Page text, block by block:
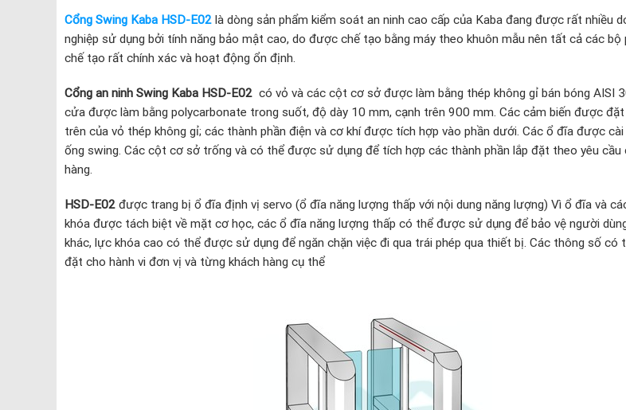
Cổng Swing Kaba HSD-E02là dòng sản phẩm kiểm soát an ninh cao cấp của Kaba đang được rất nhiều
nghiệp sử dụng bởi tính năng bảo mật cao, do được chế tạo bằng máy theo khuôn mẫu nên tất cả các bộ
chế tạo rất chính xác và hoạt động ổn định.
Cổng an ninh Swing Kaba HSD-E02có vỏ và các cột cơ sở được làm bằng thép không gỉ bán bóng AISI
cửa được làm bằng polycarbonate trong suốt, độ dày 10 mm, cạnh trên 900 mm. Các cảm biến được đặt
trên của vỏ thép không gỉ; các thành phần điện và cơ khí được tích hợp vào phần dưới. Các ổ đĩa được
ống swing. Các cột cơ sở trống và có thể được sử dụng để tích hợp các thành phần lắp đặt theo yêu cầu
hàng.
HSD-E02được trang bị ổ đĩa định vị servo (ổ đĩa năng lượng thấp với nội dung năng lượng) Vì ổ đĩa và
khóa được tách biệt về mặt cơ học, các ổ đĩa năng lượng thấp có thể được sử dụng để bảo vệ người
khác, lực khóa cao có thể được sử dụng để ngăn chặn việc đi qua trái phép qua thiết bị. Các thông số có
đặt cho hành vi đơn vị và từng khách hàng cụ thể